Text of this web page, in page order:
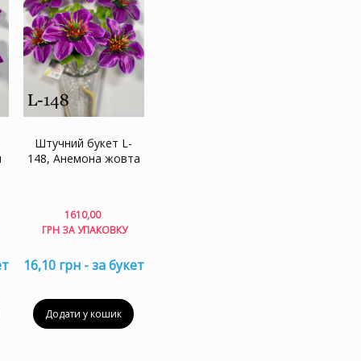
Штучний букет L-
148, Анемона жовта
1610,00
ГРН ЗА УПАКОВКУ
16,10 грн - за букет
Додати у кошик